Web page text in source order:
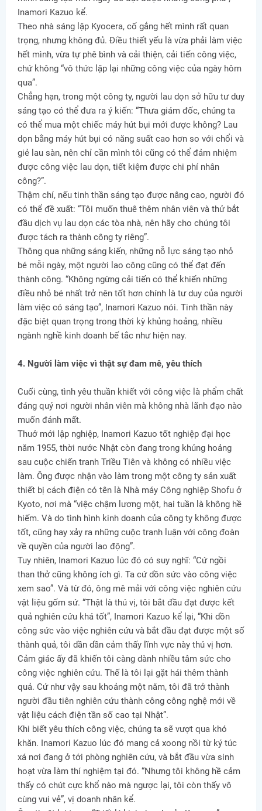
Inamori Kazuo kể.
Theo nhà sáng lập Kyocera, cố gắng hết mình rất quan
trọng, nhưng không đủ. Điều thiết yếu là vừa phải làm việc
hết mình, vừa tự phê bình và cải thiện, cải tiến công việc,
chứ không “vô thức lặp lại những công việc của ngày hôm
qua”.
Chẳng hạn, trong một công ty, người lau dọn sở hữu tư duy
sáng tạo có thể đưa ra ý kiến: “Thưa giám đốc, chúng ta
có thể mua một chiếc máy hút bụi mới được không? Lau
dọn bằng máy hút bụi có năng suất cao hơn so với chổi và
giẻ lau sàn, nên chỉ cần mình tôi cũng có thể đảm nhiệm
được công việc lau dọn, tiết kiệm được chi phí nhân
công?”.
Thậm chí, nếu tinh thần sáng tạo được nâng cao, người đó
có thể đề xuất: “Tôi muốn thuê thêm nhân viên và thử bắt
đầu dịch vụ lau dọn các tòa nhà, nên hãy cho chúng tôi
được tách ra thành công ty riêng”.
Thông qua những sáng kiến, những nỗ lực sáng tạo nhỏ
bé mỗi ngày, một người lao công cũng có thể đạt đến
thành công. “Không ngừng cải tiến có thể khiến những
điều nhỏ bé nhất trở nên tốt hơn chính là tư duy của người
làm việc có sáng tạo”, Inamori Kazuo nói. Tinh thần này
đặc biệt quan trọng trong thời kỳ khủng hoảng, nhiều
ngành nghề kinh doanh bế tắc như hiện nay.
4. Người làm việc vì thật sự đam mê, yêu thích
Cuối cùng, tình yêu thuần khiết với công việc là phẩm chất
đáng quý nơi người nhân viên mà không nhà lãnh đạo nào
muốn đánh mất.
Thuở mới lập nghiệp, Inamori Kazuo tốt nghiệp đại học
năm 1955, thời nước Nhật còn đang trong khủng hoảng
sau cuộc chiến tranh Triều Tiên và không có nhiều việc
làm. Ông được nhận vào làm trong một công ty sản xuất
thiết bị cách điện có tên là Nhà máy Công nghiệp Shofu ở
Kyoto, nơi mà “việc chậm lương một, hai tuần là không hề
hiếm. Và do tình hình kinh doanh của công ty không được
tốt, cũng hay xảy ra những cuộc tranh luận với công đoàn
về quyền của người lao động”.
Tuy nhiên, Inamori Kazuo lúc đó có suy nghĩ: “Cứ ngồi
than thở cũng không ích gì. Ta cứ dồn sức vào công việc
xem sao”. Và từ đó, ông mê mải với công việc nghiên cứu
vật liệu gốm sứ. “Thật là thú vị, tôi bắt đầu đạt được kết
quả nghiên cứu khá tốt”, Inamori Kazuo kể lại, “Khi dồn
công sức vào việc nghiên cứu và bắt đầu đạt được một số
thành quả, tôi dần dần cảm thấy lĩnh vực này thú vị hơn.
Cảm giác ấy đã khiến tôi càng dành nhiều tâm sức cho
công việc nghiên cứu. Thế là tôi lại gặt hái thêm thành
quả. Cứ như vậy sau khoảng một năm, tôi đã trở thành
người đầu tiên nghiên cứu thành công công nghệ mới về
vật liệu cách điện tần số cao tại Nhật”.
Khi biết yêu thích công việc, chúng ta sẽ vượt qua khó
khăn. Inamori Kazuo lúc đó mang cả xoong nồi từ ký túc
xá nơi đang ở tới phòng nghiên cứu, và bắt đầu vừa sinh
hoạt vừa làm thí nghiệm tại đó. “Nhưng tôi không hề cảm
thấy có chút cực khổ nào mà ngược lại, tôi còn thấy vô
cùng vui vẻ”, vị doanh nhân kể.